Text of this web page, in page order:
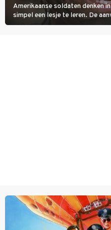
Amerikaanse soldaten denken
simpel een lesje te leren. De
verloopt in Black Hawk down